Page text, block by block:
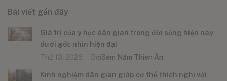
Bài viết gần đây
Giá trị của y học dân gian trong đời sống hiện nay
dưới góc nhìn hiện đại
Th2 13, 2026
BởiSâm Nấm Thiên Ân
Kinh nghiệm dân gian giúp cơ thể thích nghi với